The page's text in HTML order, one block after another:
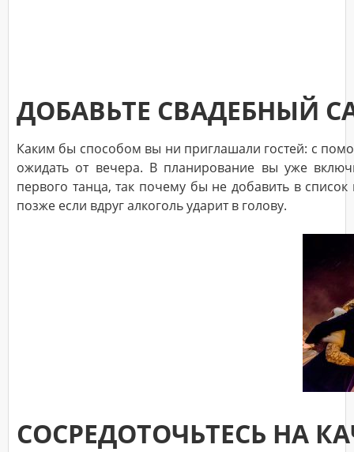
ДОБАВЬТЕ СВАДЕБНЫЙ
Каким бы способом вы ни приглашали гостей: с
ожидать от вечера. В планирование вы уже
первого танца, так почему бы не добавить в
позже если вдруг алкоголь ударит в голову.
СОСРЕДОТОЧЬТЕСЬ НА